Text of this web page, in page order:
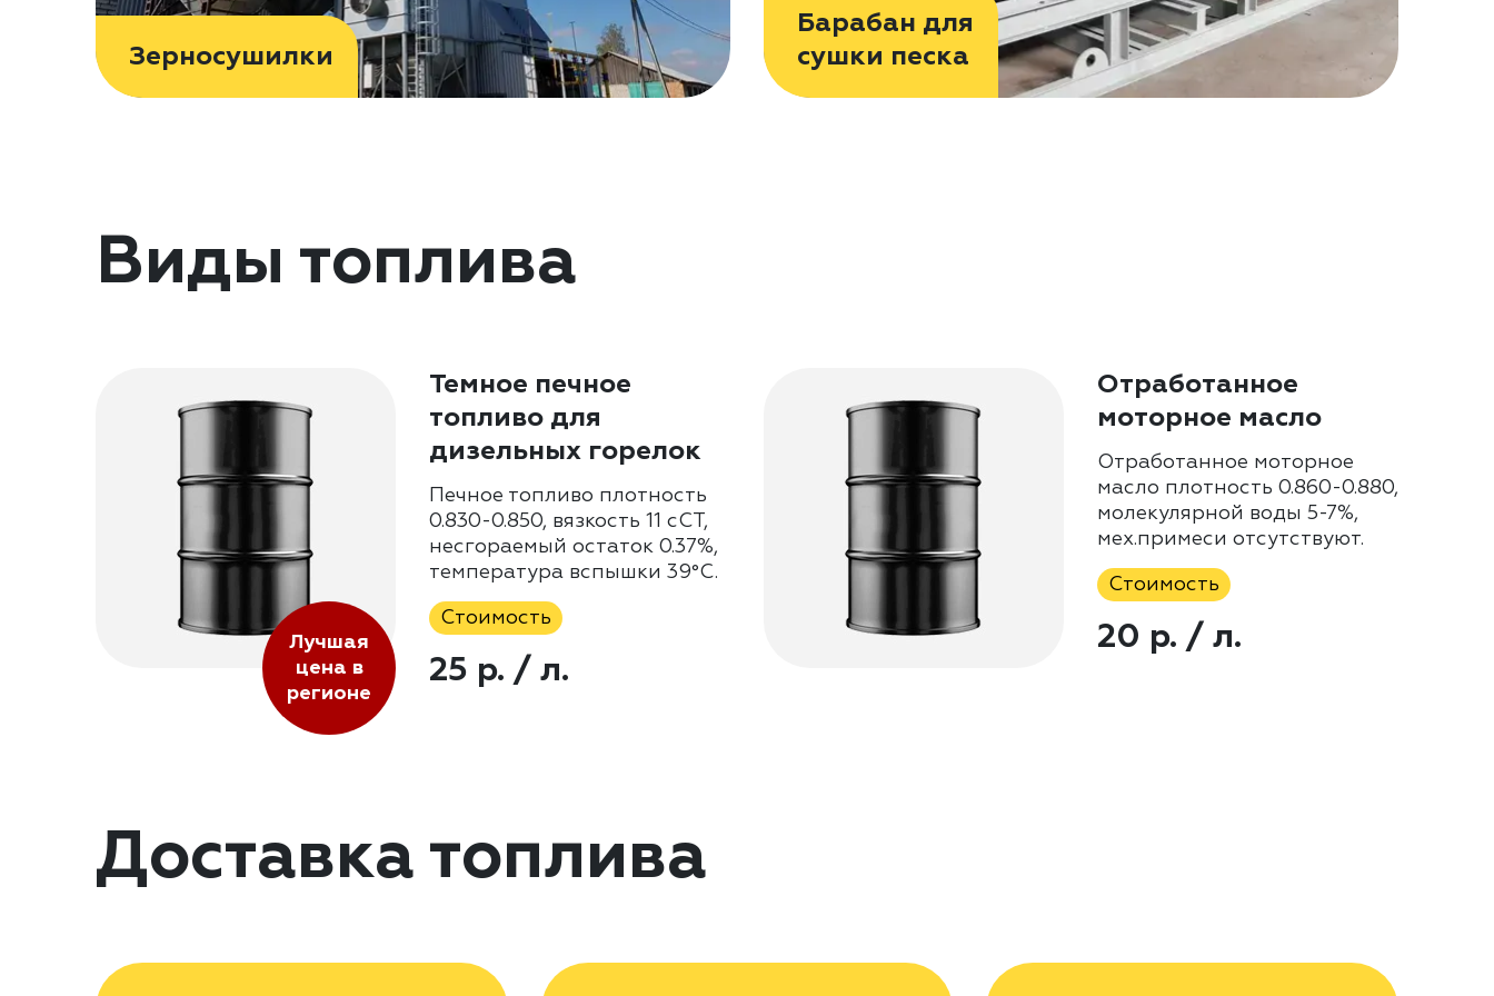
Зерносушилки
Барабан для
сушки песка
Виды топлива
Лучшая
цена в
регионе
Темное печное
топливо для
дизельных горелок
Печное топливо плотность
0.830-0.850, вязкость 11 сСТ,
несгораемый остаток 0.37%,
температура вспышки 39°C.
Стоимость
25 р. / л.
Отработанное
моторное масло
Отработанное моторное
масло плотность 0.860-0.880,
молекулярной воды 5-7%,
мех.примеси отсутствуют.
Стоимость
20 р. / л.
Доставка топлива